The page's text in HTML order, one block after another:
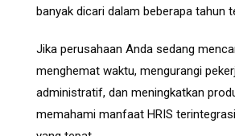
banyak dicari dalam beberapa tahun
Jika perusahaan Anda sedang
menghemat waktu, mengurangi
administratif, dan meningkatkan
memahami manfaat HRIS